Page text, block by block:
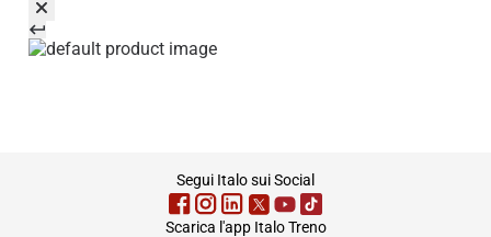
Segui Italo sui Social
Scarica l'app Italo Treno